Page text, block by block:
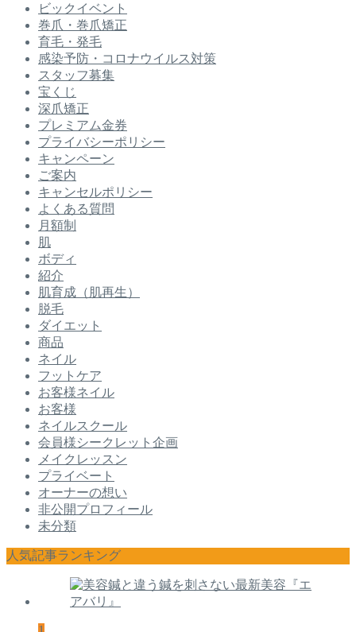
ビックイベント
巻爪・巻爪矯正
育毛・発毛
感染予防・コロナウイルス対策
スタッフ募集
宝くじ
深爪矯正
プレミアム金券
プライバシーポリシー
キャンペーン
ご案内
キャンセルポリシー
よくある質問
月額制
肌
ボディ
紹介
肌育成（肌再生）
脱毛
ダイエット
商品
ネイル
フットケア
お客様ネイル
お客様
ネイルスクール
会員様シークレット企画
メイクレッスン
プライベート
オーナーの想い
非公開プロフィール
未分類
人気記事ランキング